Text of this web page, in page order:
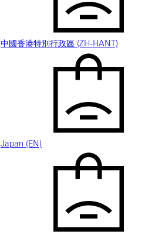
中國香港特別行政區 (ZH-HANT)
Japan (EN)